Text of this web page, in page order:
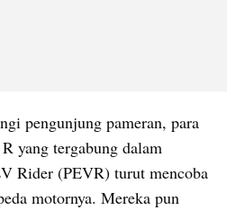
pengunjung pameran, para
yang tergabung dalam
Rider (PEVR) turut mencoba
motornya. Mereka pun